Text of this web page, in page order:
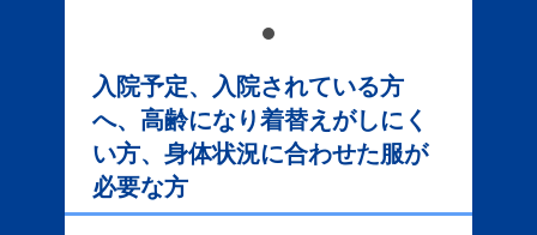
入院予定、入院されている方
へ、高齢になり着替えがしにく
い方、身体状況に合わせた服が
必要な方